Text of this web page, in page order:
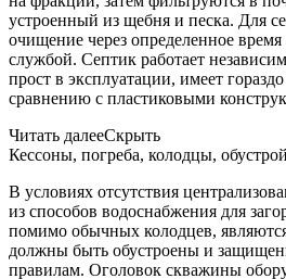
устроенный из щебня и песка. Для
очищение через определенное время
службой. Септик работает
прост в эксплуатации, имеет
сравнению с пластиковыми
Читать далееСкрыть
Кессоны, погреба, колодцы,
В условиях отсутствия
из способов водоснабжения для
помимо обычных колодцев,
должны быть обустроены и
правилам. Оголовок скважины